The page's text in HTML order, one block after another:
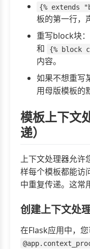
{% extends
板的第一行，
重写block块
和 {% block
内容。
如果不想重写
用母版模板的
模板上下文
递）
上下文处理器允许
样每个模板都能访
中重复传递。这常
创建上下文处
在Flask应用中，